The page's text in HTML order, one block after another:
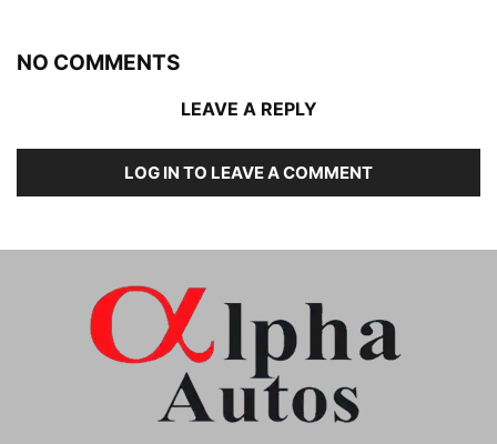
NO COMMENTS
LEAVE A REPLY
LOG IN TO LEAVE A COMMENT